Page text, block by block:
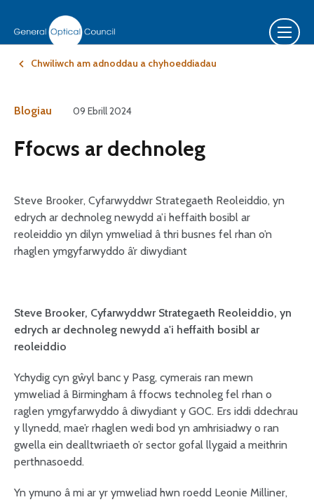
Chwiliwch am adnoddau a chyhoeddiadau
Blogiau 09 Ebrill 2024
Ffocws ar dechnoleg
Steve Brooker, Cyfarwyddwr Strategaeth Reoleiddio, yn
edrych ar dechnoleg newydd a’i heffaith bosibl ar
reoleiddio yn dilyn ymweliad â thri busnes fel rhan o’n
rhaglen ymgyfarwyddo â’r diwydiant
Steve Brooker, Cyfarwyddwr Strategaeth Reoleiddio, yn
edrych ar dechnoleg newydd a'i heffaith bosibl ar
reoleiddio
Ychydig cyn gŵyl banc y Pasg, cymerais ran mewn
ymweliad â Birmingham â ffocws technoleg fel rhan o
raglen ymgyfarwyddo â diwydiant y GOC. Ers iddi ddechrau
y llynedd, mae’r rhaglen wedi bod yn amhrisiadwy o ran
gwella ein dealltwriaeth o’r sector gofal llygaid a meithrin
perthnasoedd.
Yn ymuno â mi ar yr ymweliad hwn roedd Leonie Milliner,